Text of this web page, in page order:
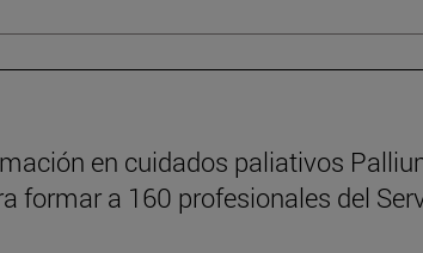
en cuidados paliativos
formar a 160 profesionales del